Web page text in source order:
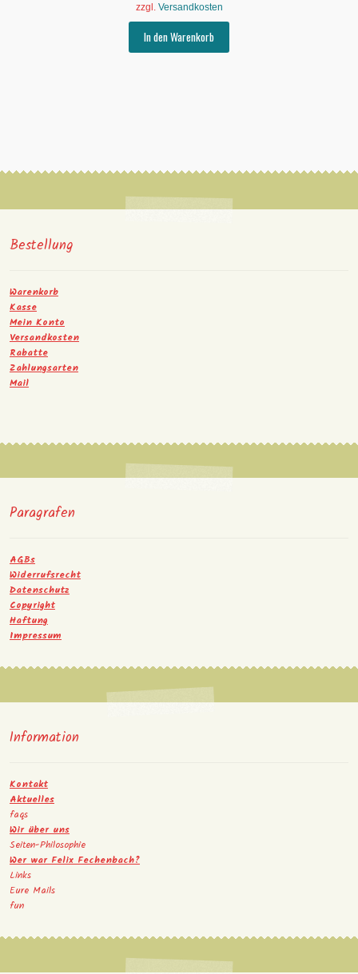
zzgl. Versandkosten
In den Warenkorb
Bestellung
Warenkorb
Kasse
Mein Konto
Versandkosten
Rabatte
Zahlungsarten
Mail
Paragrafen
AGBs
Widerrufsrecht
Datenschutz
Copyright
Haftung
Impressum
Information
Kontakt
Aktuelles
faqs
Wir über uns
Seiten-Philosophie
Wer war Felix Fechenbach?
Links
Eure Mails
fun